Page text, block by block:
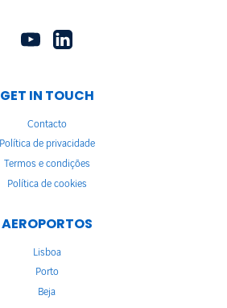
GET IN TOUCH
Contacto
Política de privacidade
Termos e condições
Política de cookies
AEROPORTOS
Lisboa
Porto
Beja